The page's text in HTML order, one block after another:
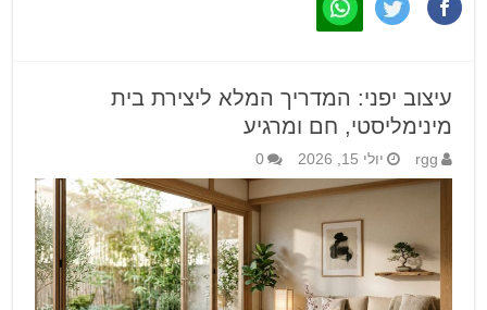
עיצוב יפני: המדריך המלא ליצירת בית
מינימליסטי, חם ומרגיע
rgg יולי 15, 2026 0